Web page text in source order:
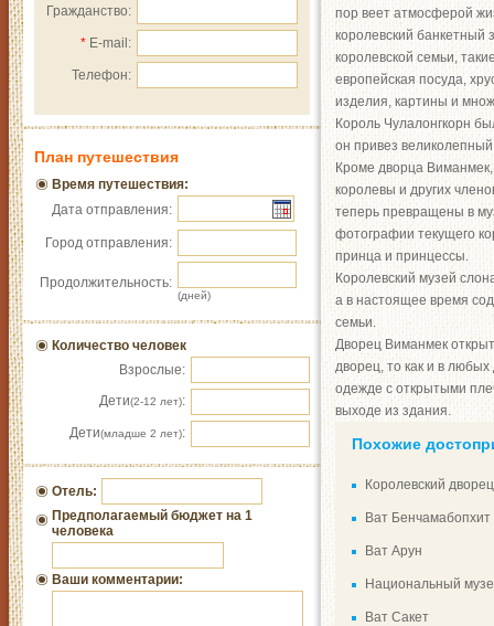
Гражданство:
* E-mail:
Телефон:
План путешествия
Время путешествия:
Дата отправления:
Город отправления:
Продолжительность:
(дней)
Количество человек
Взрослые:
Дети(2-12 лет):
Дети(младше 2 лет):
Отель:
Предполагаемый бюджет на 1
человека
Ваши комментарии:
пор веет атмосферой
королевский банкетный
королевской семьи,
европейская посуда,
изделия, картины и
Король Чулалонгкорн
он привез
Кроме дворца
королевы и других
теперь превращены в
фотографии текущего
принца и принцессы.
Королевский музей
а в настоящее время
семьи.
Дворец Виманмек
дворец, то как и в
одежде с открытыми
выходе из здания.
Похожие
Королевский дворец
Ват
​Ват Арун
Национальный
Ват Сакет